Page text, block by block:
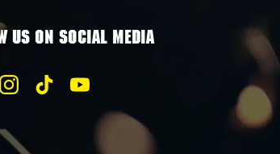
US ON SOCIAL MEDIA